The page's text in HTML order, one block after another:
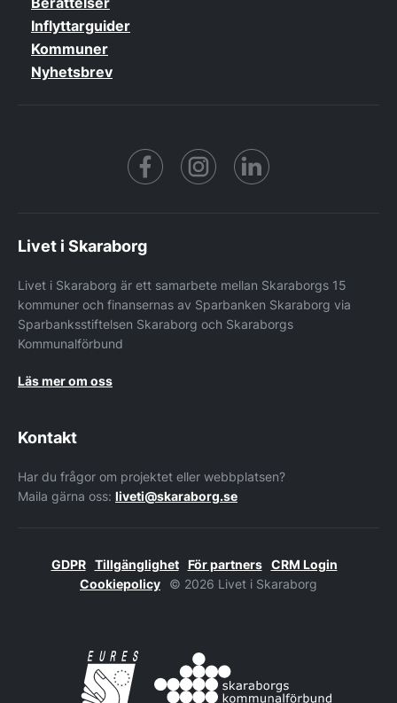
Inflyttarguider
Kommuner
Nyhetsbrev
Facebook https://
Livet i Skaraborg
Livet i Skaraborg är ett samarbete mellan Skaraborgs 15
kommuner och finansernas av Sparbanken Skaraborg via
Sparbanksstiftelsen Skaraborg och Skaraborgs
Kommunalförbund
Läs mer om oss
Kontakt
Har du frågor om projektet eller webbplatsen?
Maila gärna oss: liveti@skaraborg.se
GDPR Tillgänglighet För partners
CRM Login
Cookiepolicy
© 2026 Livet i Skaraborg